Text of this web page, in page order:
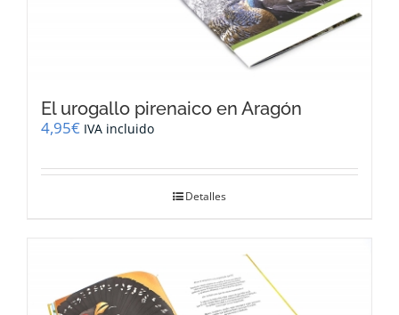
El urogallo pirenaico en Aragón
4,95€ IVA incluido
Detalles